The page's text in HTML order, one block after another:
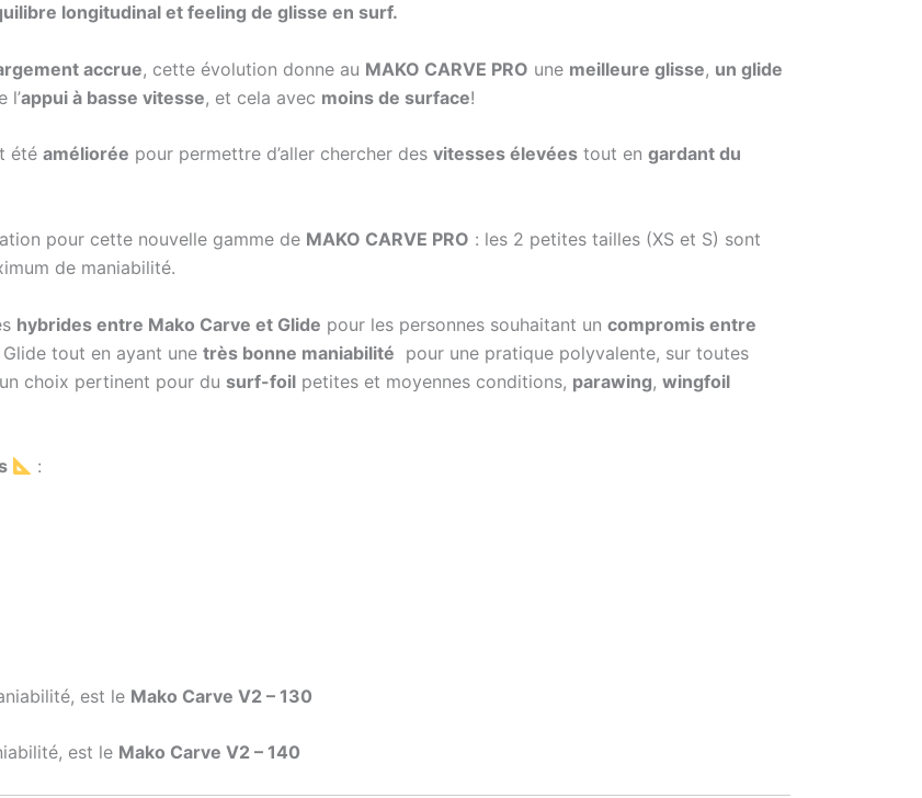
longitudinal et feeling de glisse en surf.
accrue, cette évolution donne au MAKO CARVE PRO une meilleure glisse, un glide
l’appui à basse vitesse, et cela avec moins de surface!
été améliorée pour permettre d’aller chercher des vitesses élevées tout en gardant du
pour cette nouvelle gamme de MAKO CARVE PRO : les 2 petites tailles (XS et S) sont
de maniabilité.
hybrides entre Mako Carve et Glide pour les personnes souhaitant uncompromis entre
Glide tout en ayant une très bonne maniabilité pour une pratique polyvalente, sur toutes
choix pertinent pour du surf-foil petites et moyennes conditions, parawing, wingfoil
:
est le Mako Carve V2 – 130
est le Mako Carve V2 – 140